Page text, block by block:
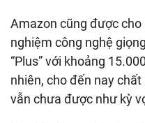
Amazon cũng được
nghiệm công nghệ
“Plus” với khoảng
nhiên, cho đến nay
vẫn chưa được như kỳ